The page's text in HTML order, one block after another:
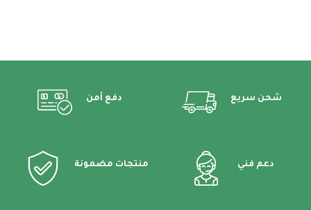
شحن سريع دفع أمن
دعم فني منتجات مضمونة